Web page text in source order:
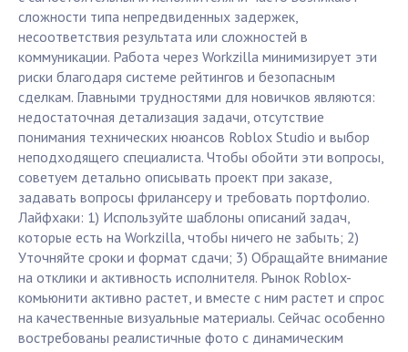
сложности типа непредвиденных задержек,
несоответствия результата или сложностей в
коммуникации. Работа через Workzilla минимизирует эти
риски благодаря системе рейтингов и безопасным
сделкам. Главными трудностями для новичков являются:
недостаточная детализация задачи, отсутствие
понимания технических нюансов Roblox Studio и выбор
неподходящего специалиста. Чтобы обойти эти вопросы,
советуем детально описывать проект при заказе,
задавать вопросы фрилансеру и требовать портфолио.
Лайфхаки: 1) Используйте шаблоны описаний задач,
которые есть на Workzilla, чтобы ничего не забыть; 2)
Уточняйте сроки и формат сдачи; 3) Обращайте внимание
на отклики и активность исполнителя. Рынок Roblox-
комьюнити активно растет, и вместе с ним растет и спрос
на качественные визуальные материалы. Сейчас особенно
востребованы реалистичные фото с динамическим